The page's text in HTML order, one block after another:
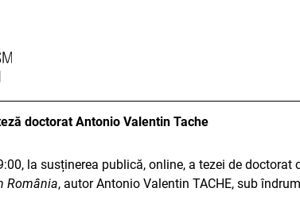
doctorat Antonio Valentin Tache
la susținerea publică, online, a tezei de doctorat
România, autor Antonio Valentin TACHE, sub